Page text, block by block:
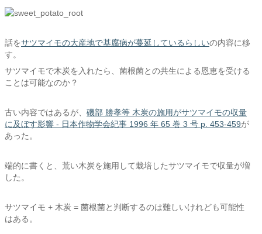
話をサツマイモの大産地で基腐病が蔓延しているらしいの内容に移
す。
サツマイモで木炭を入れたら、菌根菌との共生による恩恵を受ける
ことは可能なのか？
古い内容ではあるが、 磯部 勝孝等 木炭の施用がサツマイモの収量
に及ぼす影響 - 日本作物学会紀事 1996 年 65 巻 3 号 p. 453-459が
あった。
端的に書くと、荒い木炭を施用して栽培したサツマイモで収量が増
した。
サツマイモ + 木炭 = 菌根菌と判断するのは難しいけれども可能性
はある。